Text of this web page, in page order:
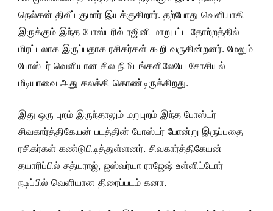
நெல்சன் திலீப் குமார் இயக்குகிறார். தற்போது வெளியாகி
இருக்கும் இந்த போஸ்டரில் ரஜினி மாறுபட்ட தோற்றத்தில்
மிரட்டலாக இருப்பதாக ரசிகர்கள் கூறி வருகின்றனர். மேலும்
போஸ்டர் வெளியான சில நிமிடங்களிலேயே சோசியல்
மீடியாவை அது கலக்கி கொண்டிருக்கிறது.
இது ஒரு புறம் இருந்தாலும் மறுபுறம் இந்த போஸ்டர்
சிவகார்த்திகேயன் படத்தின் போஸ்டர் போன்று இருப்பதை
ரசிகர்கள் கண்டுபிடித்துள்ளனர். சிவகார்த்திகேயன்
தயாரிப்பில் சத்யராஜ், ஐஸ்வர்யா ராஜேஷ் உள்ளிட்டோர்
நடிப்பில் வெளியான திரைப்படம் கனா.